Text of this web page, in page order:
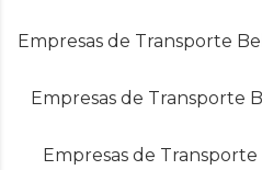
Empresas de Transporte
Empresas de Transporte
Empresas de